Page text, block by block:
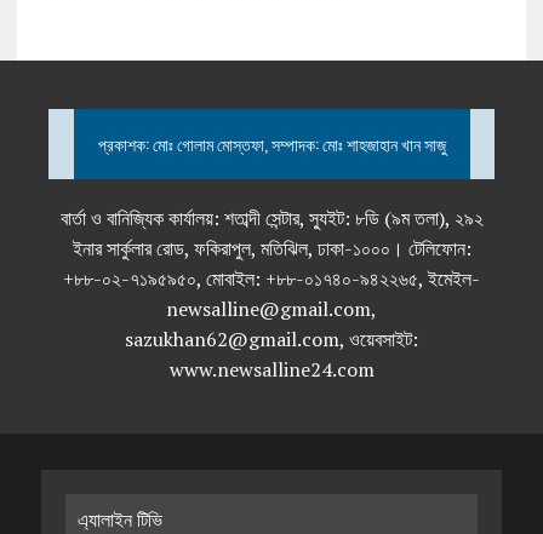
প্রকাশক: মোঃ গোলাম মোস্তফা, সম্পাদক: মোঃ শাহজাহান খান সাজু
বার্তা ও বানিজ্যিক কার্যালয়: শতাব্দী সেন্টার, স্যুইট: ৮ডি (৯ম তলা), ২৯২
ইনার সার্কুলার রোড, ফকিরাপুল, মতিঝিল, ঢাকা-১০০০। টেলিফোন:
+৮৮-০২-৭১৯৫৯৫০, মোবাইল: +৮৮-০১৭৪০-৯৪২২৬৫, ইমেইল-
newsalline@gmail.com,
sazukhan62@gmail.com, ওয়েবসাইট:
www.newsalline24.com
এ্যালাইন টিভি